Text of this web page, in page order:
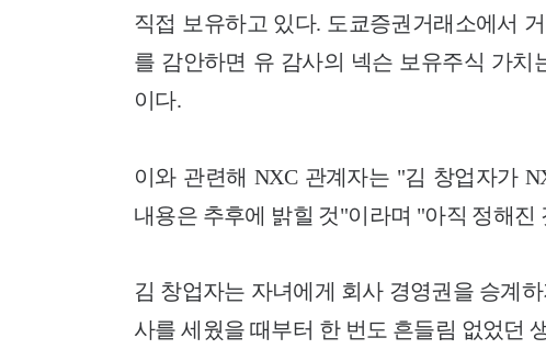
직접 보유하고 있다. 도쿄증권거래소에서
를 감안하면 유 감사의 넥슨 보유주식 가치
이다.
이와 관련해 NXC 관계자는 "김 창업자가
내용은 추후에 밝힐 것"이라며 "아직 정해진
김 창업자는 자녀에게 회사 경영권을 승계
사를 세웠을 때부터 한 번도 흔들림 없었던